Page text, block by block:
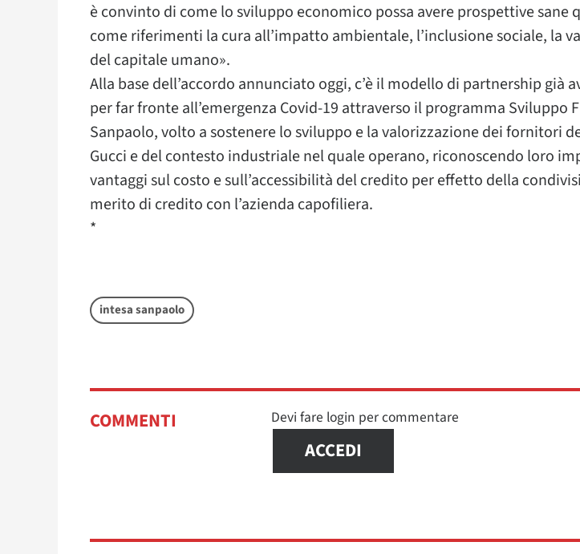
è convinto di come lo sviluppo economico possa avere prospettive sane
come riferimenti la cura all’impatto ambientale, l’inclusione sociale, la
del capitale umano».
Alla base dell’accordo annunciato oggi, c’è il modello di partnership già
per far fronte all’emergenza Covid-19 attraverso il programma Sviluppo
Sanpaolo, volto a sostenere lo sviluppo e la valorizzazione dei fornitori
Gucci e del contesto industriale nel quale operano, riconoscendo loro
vantaggi sul costo e sull’accessibilità del credito per effetto della
merito di credito con l’azienda capofiliera.
*
intesa sanpaolo
COMMENTI Devi fare login per commentare
ACCEDI